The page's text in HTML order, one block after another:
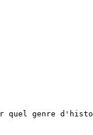
genre